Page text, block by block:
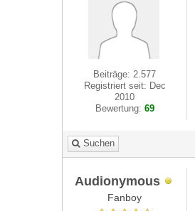
Beiträge: 2.577
Registriert seit: Dec
2010
Bewertung: 69
Suchen
Audionymous
Fanboy